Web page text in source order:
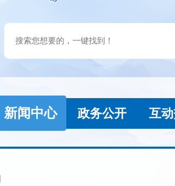
新闻中心 政务公开 互